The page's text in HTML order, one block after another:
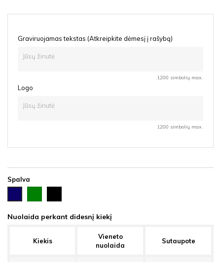
Graviruojamas tekstas (Atkreipkite dėmesį į rašybą)
1200 simbolių max.
Logo
1200 simbolių max.
Spalva
mėlyna
Nuolaida perkant didesnį kiekį
Kiekis
Vieneto
nuolaida
Sutaupote